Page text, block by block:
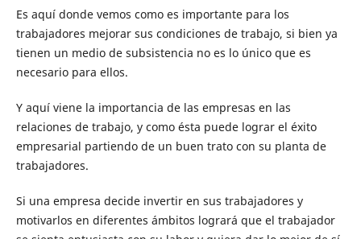
Es aquí donde vemos como es importante para los
trabajadores mejorar sus condiciones de trabajo, si bien ya
tienen un medio de subsistencia no es lo único que es
necesario para ellos.
Y aquí viene la importancia de las empresas en las
relaciones de trabajo, y como ésta puede lograr el éxito
empresarial partiendo de un buen trato con su planta de
trabajadores.
Si una empresa decide invertir en sus trabajadores y
motivarlos en diferentes ámbitos logrará que el trabajador